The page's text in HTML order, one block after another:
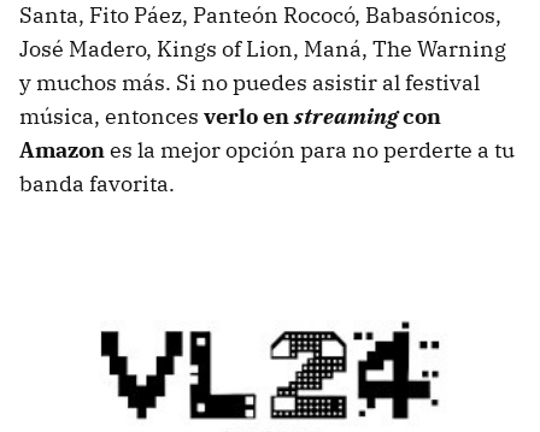
Santa, Fito Páez, Panteón Rococó, Babasónicos,
José Madero, Kings of Lion, Maná, The Warning
y muchos más. Si no puedes asistir al festival
música, entonces verlo enstreamingcon
Amazones la mejor opción para no perderte a tu
banda favorita.